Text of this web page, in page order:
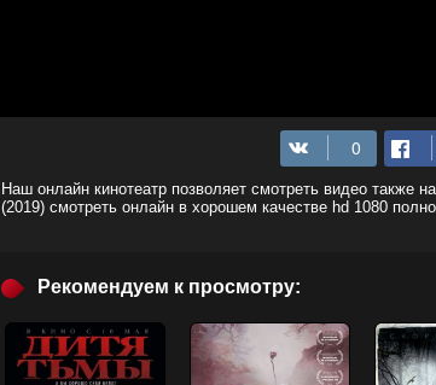
Наш онлайн кинотеатр позволяет смотреть видео
(2019) смотреть онлайн в хорошем качестве hd 1080
Рекомендуем к просмотру: